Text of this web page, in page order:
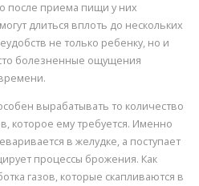
после приема пищи у них
длиться вплоть до нескольких
не только ребенку, но и
болезненные ощущения
вырабатывать то количество
которое ему требуется. Именно
в желудке, а поступает
процессы брожения. Как
газов, которые скапливаются в